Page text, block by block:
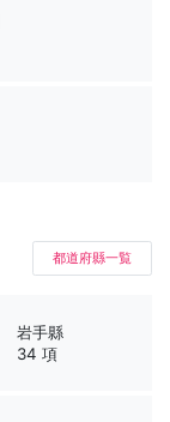
都道府縣一覧
岩手縣
34 項